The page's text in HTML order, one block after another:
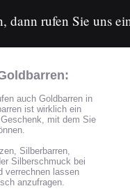
dann rufen Sie uns
auch Goldbarren in
ist wirklich ein
mit dem Sie
Silberbarren,
Silberschmuck bei
verrechnen lassen
anzufragen.